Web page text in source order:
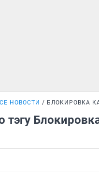
НОВОСТИ БЛОКИРОВКА
тэгу